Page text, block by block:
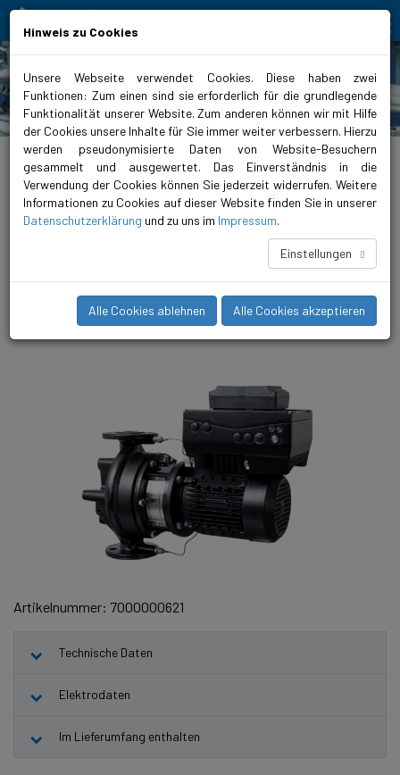
Produkte
biral.de > Produkte > Heizung > Inlinepumpen geregelt > VivarA
VivarA S 80-15 360
Die VivarA ist eine geregelte, kompakte und langlebige
Inlinepumpe mit höchster Energieeffizienz (iE5). Diese neue
Pumpenfamilie fördert Medien in Temperaturbereichen von
-20°C bis +140°C und ist somit für alle gängigen HLKK-
und der Biral ONE App (iOS/Android) konfigurieren, überwachen
und analysieren Sie die Pumpe bequem mit Ihrem Smartphone.
Artikelnummer: 7000000621
Technische Daten
Elektrodaten
Im Lieferumfang enthalten
Hinweis zu Cookies
Unsere Webseite verwendet Cookies. Diese haben zwei
Funktionen: Zum einen sind sie erforderlich für die grundlegende
Funktionalität unserer Website. Zum anderen können wir mit Hilfe
der Cookies unsere Inhalte für Sie immer weiter verbessern. Hierzu
werden pseudonymisierte Daten von Website-Besuchern
gesammelt und ausgewertet. Das Einverständnis in die
Verwendung der Cookies können Sie jederzeit widerrufen. Weitere
Informationen zu Cookies auf dieser Website finden Sie in unserer
Datenschutzerklärung und zu uns im Impressum.
Einstellungen
Alle Cookies ablehnen Alle Cookies akzeptieren